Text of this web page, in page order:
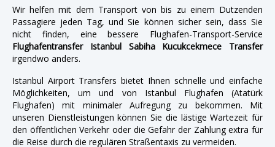
Wir helfen mit dem Transport von bis zu einem Dutzenden
Passagiere jeden Tag, und Sie können sicher sein, dass Sie
nicht finden, eine bessere Flughafen-Transport-Service
Flughafentransfer Istanbul Sabiha Kucukcekmece Transfer
irgendwo anders.
Istanbul Airport Transfers bietet Ihnen schnelle und einfache
Möglichkeiten, um und von Istanbul Flughafen (Atatürk
Flughafen) mit minimaler Aufregung zu bekommen. Mit
unseren Dienstleistungen können Sie die lästige Wartezeit für
den öffentlichen Verkehr oder die Gefahr der Zahlung extra für
die Reise durch die regulären Straßentaxis zu vermeiden.